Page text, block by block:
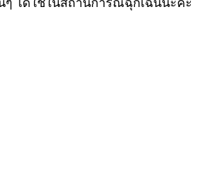
ๆ ได้ใช้ในสถานการณ์ฉุกเฉินนะคะ